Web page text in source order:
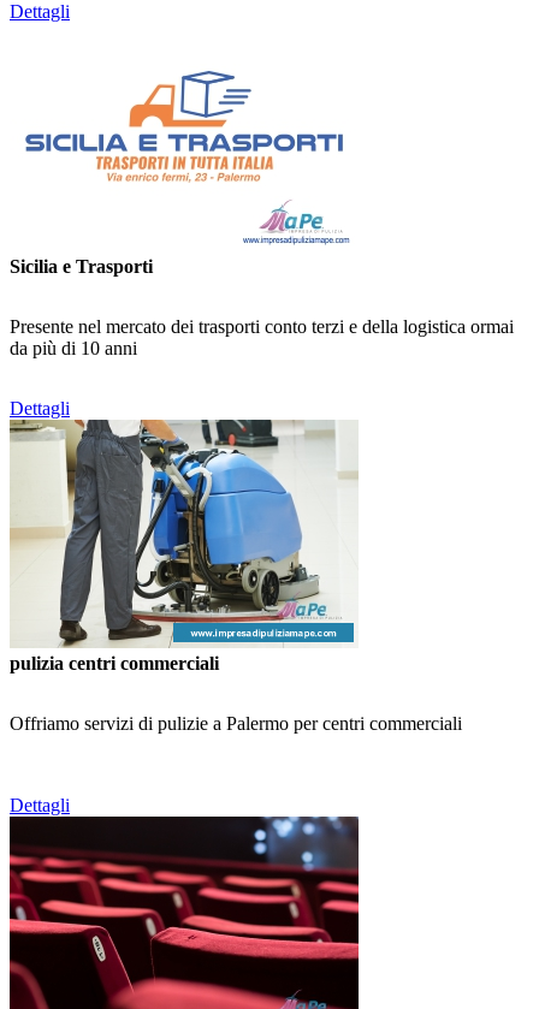
Dettagli
Sicilia e Trasporti
Presente nel mercato dei trasporti conto terzi e della logistica ormai
da più di 10 anni
Dettagli
pulizia centri commerciali
Offriamo servizi di pulizie a Palermo per centri commerciali
Dettagli